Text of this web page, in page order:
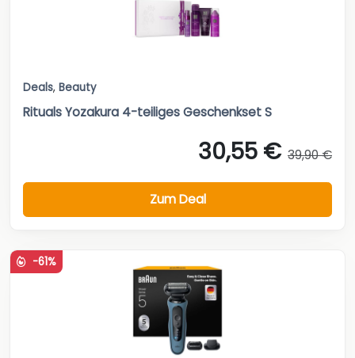
Deals, Beauty
Rituals Yozakura 4-teiliges Geschenkset S
30,55 € 39,90 €
Zum Deal
-61%